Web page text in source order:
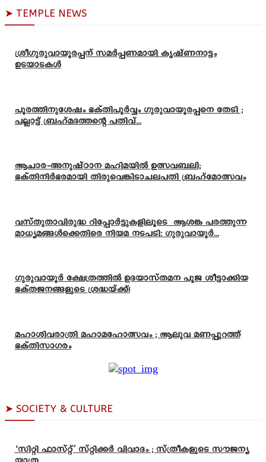
➤ TEMPLE NEWS
ശ്രീഗുരുവായൂരപ്പന് സമർപ്പണമായി കൃഷ്ണനാട്ടം
ഉടയാടകൾ
പൂരത്തിനുശേഷം ഭക്തിപൂർവ്വം ഗുരുവായൂരപ്പനെ തേടി ;
പല്ലാട്ട് ബ്രഹ്മദത്തന്റെ പതിവ്...
ആചാര-അനുഷ്ഠാന മഹിമയിൽ ഉത്സവബലി;
ഭക്തിനിർഭരമായി തിരുവെങ്കിടാചലപതി ബ്രഹ്മോത്സവം
വസ്തുതാവിരുദ്ധ റിപ്പോർട്ടുകളിലൂടെ ആശങ്ക പരത്തുന്ന
മാധ്യമങ്ങൾക്കെതിരെ നിയമ നടപടി: ഗുരുവായൂർ...
ഗുരുവായൂർ ക്ഷേത്രത്തിൽ ഉദയാസ്‌തമന പൂജ ശീട്ടാക്കിയ
ഭക്തജനങ്ങളുടെ ശ്രദ്ധയ്ക്ക്!
മഹാശിവരാത്രി മഹാമഹോത്സവം ; ആലുവ മണപ്പുറത്ത്
ഭക്തിസാഗരം
➤ SOCIETY & CULTURE
‘സിറ്റി ഫാസ്റ്റ്’ സ്റ്റിക്കർ വിവാദം ; സ്ത്രീകളുടെ സൗജന്യ